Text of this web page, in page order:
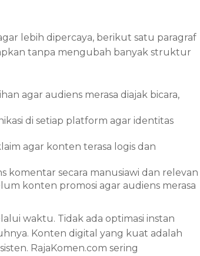
lebih dipercaya, berikut satu paragraf
tanpa mengubah banyak struktur
agar audiens merasa diajak bicara,
di setiap platform agar identitas
agar konten terasa logis dan
komentar secara manusiawi dan relevan
konten promosi agar audiens merasa
waktu. Tidak ada optimasi instan
Konten digital yang kuat adalah
RajaKomen.com sering